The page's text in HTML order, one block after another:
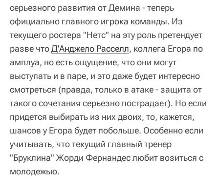
серьезного развития от Демина - теперь
официально главного игрока команды. Из
текущего ростера "Нетс" на эту роль претендует
разве чтоД'Анджело Расселл, коллега Егора по
амплуа, но есть ощущение, что они могут
выступать и в паре, и это даже будет интересно
смотреться (правда, только в атаке - защита от
такого сочетания серьезно пострадает). Но если
придется выбирать из них двоих, то, кажется,
шансов у Егора будет побольше. Особенно если
учитывать, что текущий главный тренер
"Бруклина" Жорди Фернандес любит возиться с
молодежью.